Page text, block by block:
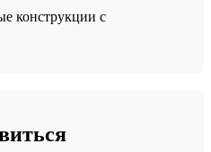
конструкции с